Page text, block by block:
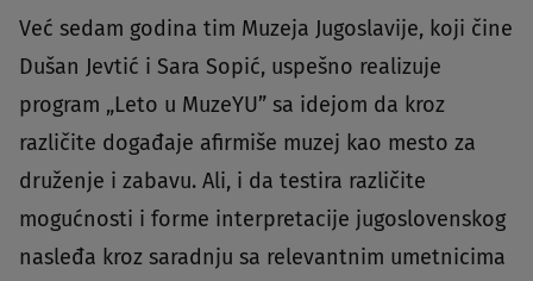
Već sedam godina tim Muzeja Jugoslavije, koji čine
Dušan Jevtić i Sara Sopić, uspešno realizuje
program „Leto u MuzeYU” sa idejom da kroz
različite događaje afirmiše muzej kao mesto za
druženje i zabavu. Ali, i da testira različite
mogućnosti i forme interpretacije jugoslovenskog
nasleđa kroz saradnju sa relevantnim umetnicima